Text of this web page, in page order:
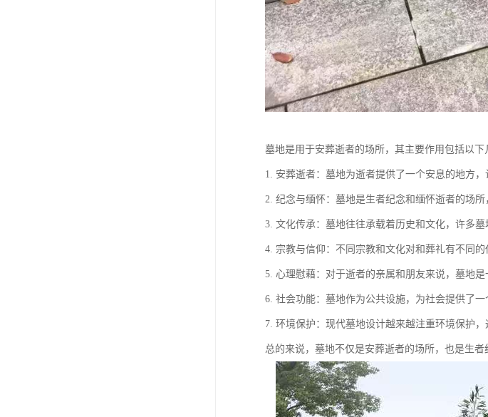
墓地是用于安葬逝者的场所，其主要作用包括以下
1. 安葬逝者：墓地为逝者提供了一个安息的地方，
2. 纪念与缅怀：墓地是生者纪念和缅怀逝者的场
3. 文化传承：墓地往往承载着历史和文化，许多
4. 宗教与信仰：不同宗教和文化对和葬礼有不同
5. 心理慰藉：对于逝者的亲属和朋友来说，墓地
6. 社会功能：墓地作为公共设施，为社会提供了
7. 环境保护：现代墓地设计越来越注重环境保护
总的来说，墓地不仅是安葬逝者的场所，也是生